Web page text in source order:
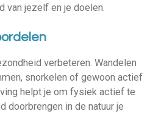
van jezelf en je doelen.
verbeteren. Wandelen
snorkelen of gewoon actief
helpt je om fysiek actief te
doorbrengen in de natuur je